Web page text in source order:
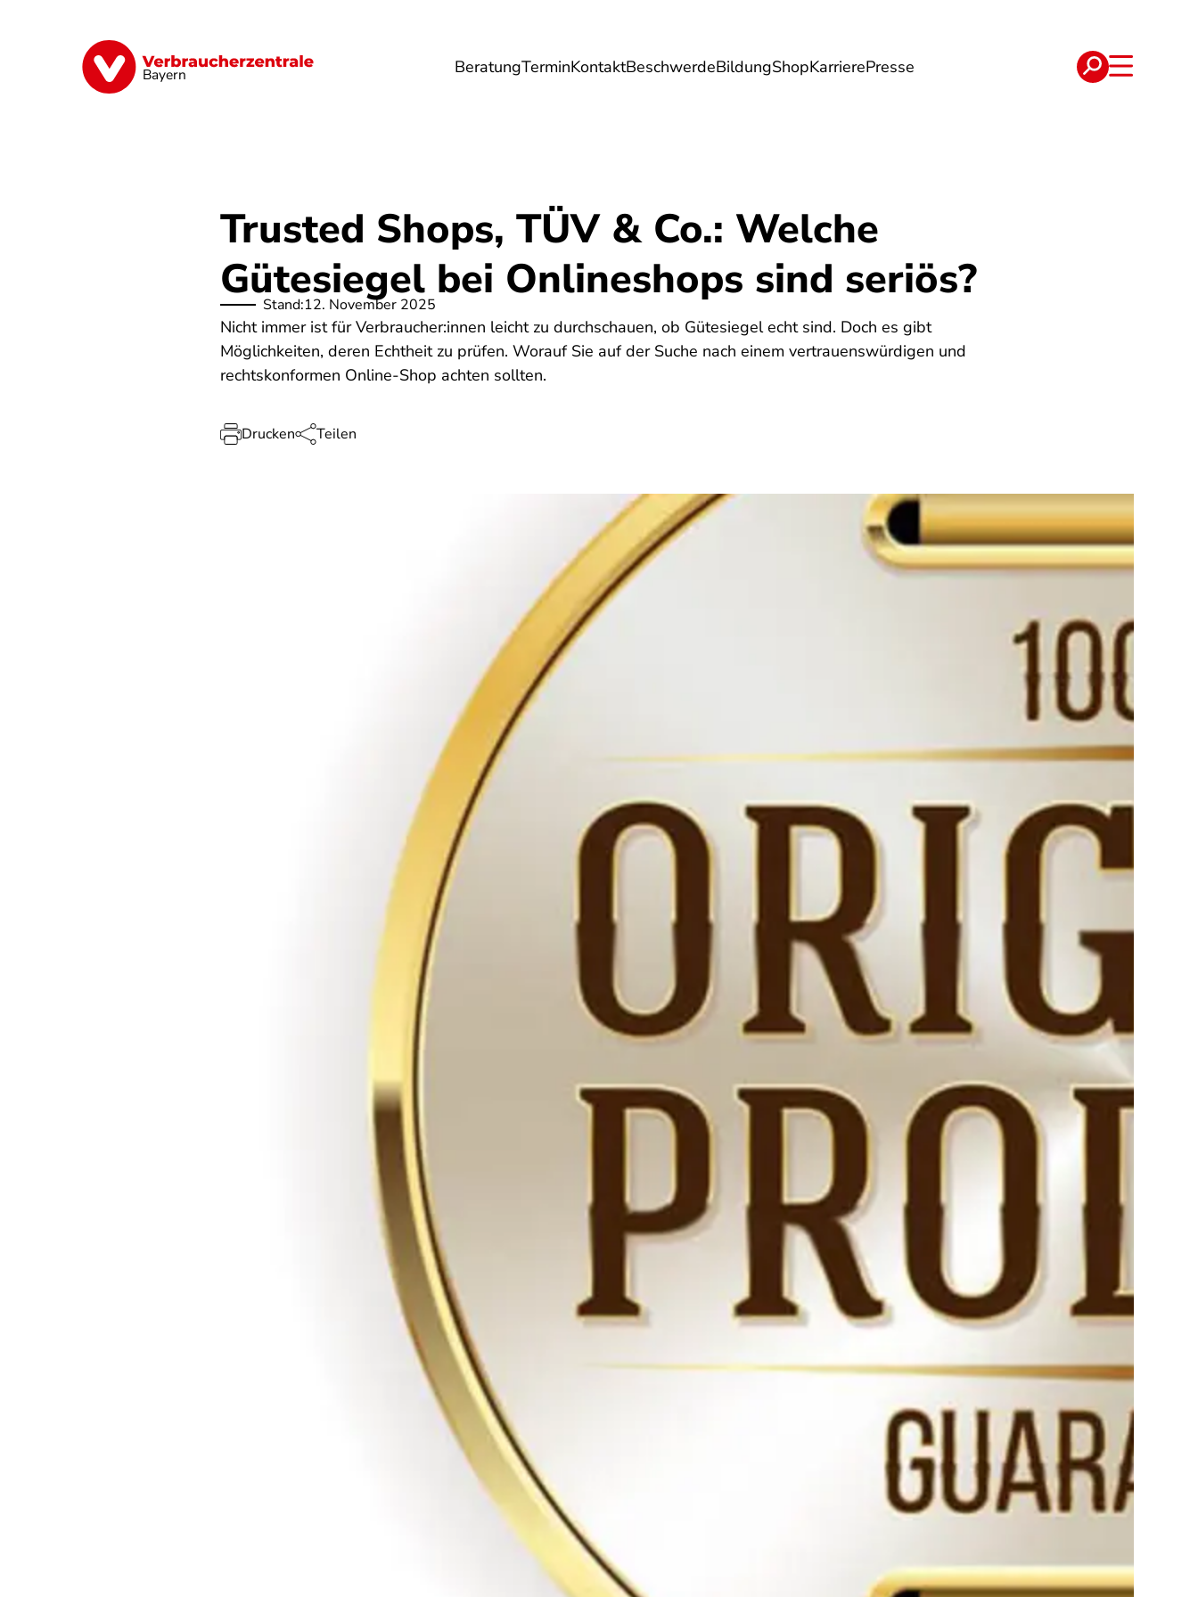
Bayern BeratungTerminKontaktBeschwerdeBildungShopKarrierePresse
Finanzen Digitales Lebensmittel Umwelt Gesundheit Energie Reise Verträge
Trusted Shops, TÜV & Co.: Welche
Gütesiegel bei Onlineshops sind seriös?
Stand:12. November 2025
Nicht immer ist für Verbraucher:innen leicht zu durchschauen, ob Gütesiegel echt sind. Doch es gibt
Möglichkeiten, deren Echtheit zu prüfen. Worauf Sie auf der Suche nach einem vertrauenswürdigen und
rechtskonformen Online-Shop achten sollten.
Drucken Teilen